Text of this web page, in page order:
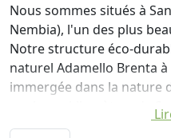
Nous sommes situés à
Nembia), l'un des plus
Notre structure éco-
naturel Adamello Brenta
immergée dans la nature
quelques kilomètres de
et Andalo. Directement